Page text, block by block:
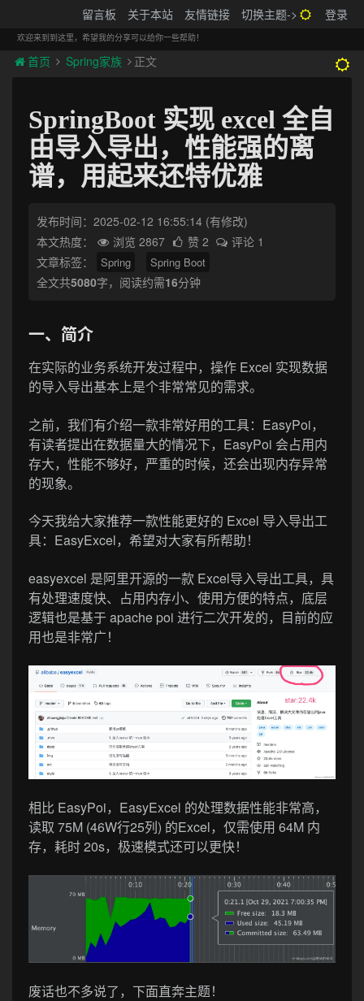
留言板 关于本站 友情链接 切换主题-> 登录
欢迎来到到这里，希望我的分享可以给你一些帮助！
首页 Spring家族 正文
SpringBoot 实现 excel 全自
由导入导出，性能强的离
谱，用起来还特优雅
发布时间：2025-02-12 16:55:14 (有修改)
本文热度：
浏览 2867 赞 2
评论 1
文章标签：
Spring Spring Boot
全文共5080字，阅读约需16分钟
一、简介
在实际的业务系统开发过程中，操作 Excel 实现数据
的导入导出基本上是个非常常见的需求。
之前，我们有介绍一款非常好用的工具：EasyPoi，
有读者提出在数据量大的情况下，EasyPoi 会占用内
存大，性能不够好，严重的时候，还会出现内存异常
的现象。
今天我给大家推荐一款性能更好的 Excel 导入导出工
具：EasyExcel，希望对大家有所帮助！
easyexcel 是阿里开源的一款 Excel导入导出工具，具
有处理速度快、占用内存小、使用方便的特点，底层
逻辑也是基于 apache poi 进行二次开发的，目前的应
用也是非常广！
相比 EasyPoi，EasyExcel 的处理数据性能非常高，
读取 75M (46W行25列) 的Excel，仅需使用 64M 内
存，耗时 20s，极速模式还可以更快！
废话也不多说了，下面直奔主题！